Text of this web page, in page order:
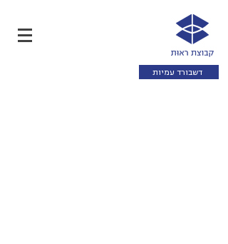
דשבורד עמיות